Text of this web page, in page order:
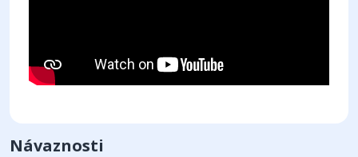
Návaznosti